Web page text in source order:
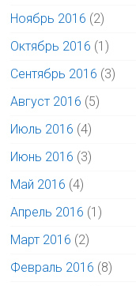
Ноябрь 2016 (2)
Октябрь 2016 (1)
Сентябрь 2016 (3)
Август 2016 (5)
Июль 2016 (4)
Июнь 2016 (3)
Май 2016 (4)
Апрель 2016 (1)
Март 2016 (2)
Февраль 2016 (8)